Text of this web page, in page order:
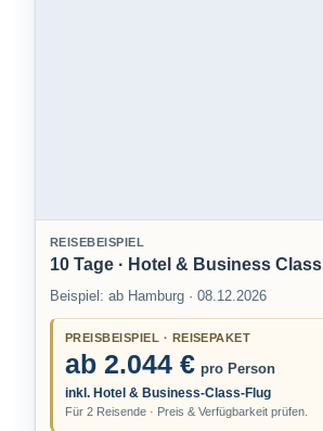
REISEBEISPIEL
10 Tage · Hotel & Business Class
Beispiel: ab Hamburg · 08.12.2026
PREISBEISPIEL · REISEPAKET
ab 2.044 € pro Person
inkl. Hotel & Business-Class-Flug
Für 2 Reisende · Preis & Verfügbarkeit prüfen.